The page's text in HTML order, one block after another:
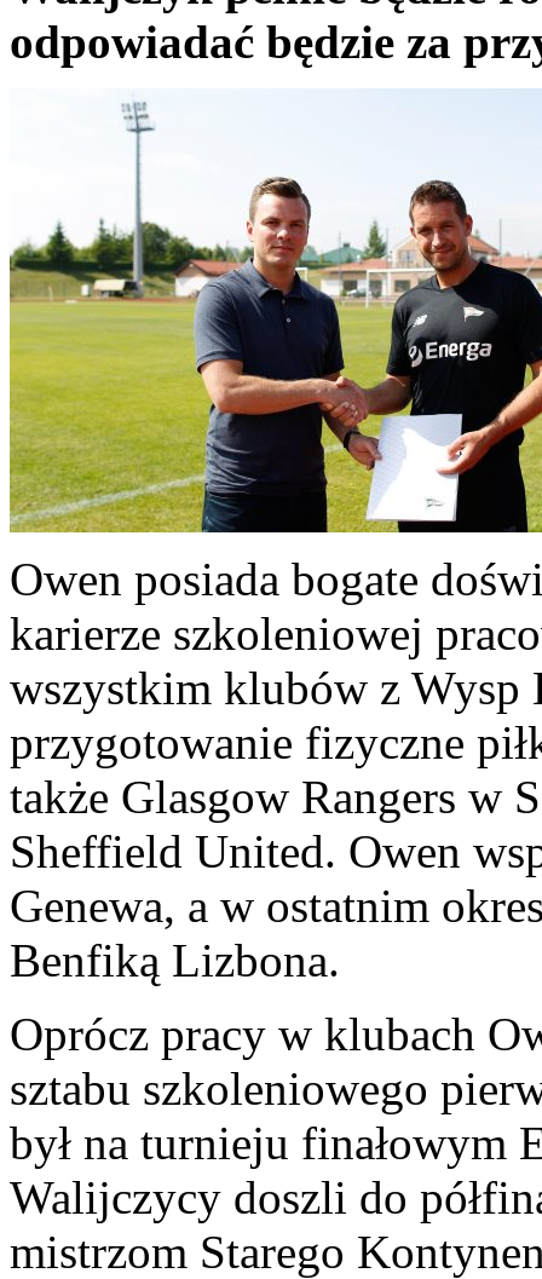
odpowiadać będzie za
Owen posiada bogate
karierze szkoleniowej
wszystkim klubów z Wysp
przygotowanie fizyczne
także Glasgow Rangers w
Sheffield United. Owen
Genewa, a w ostatnim
Benfiką Lizbona.
Oprócz pracy w klubach
sztabu szkoleniowego
był na turnieju finałowym
Walijczycy doszli do
mistrzom Starego